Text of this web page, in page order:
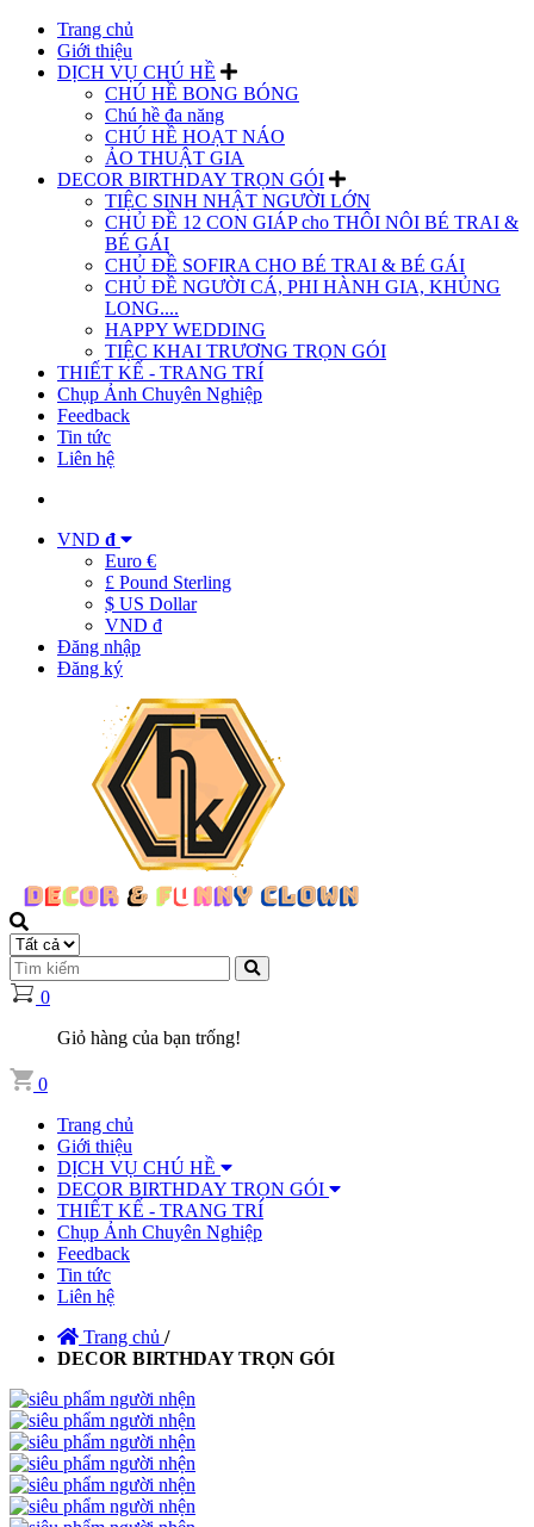
Trang chủ
Giới thiệu
DỊCH VỤ CHÚ HỀ
CHÚ HỀ BONG BÓNG
Chú hề đa năng
CHÚ HỀ HOẠT NÁO
ẢO THUẬT GIA
DECOR BIRTHDAY TRỌN GÓI
TIỆC SINH NHẬT NGƯỜI LỚN
CHỦ ĐỀ 12 CON GIÁP cho THÔI NÔI BÉ TRAI &
BÉ GÁI
CHỦ ĐỀ SOFIRA CHO BÉ TRAI & BÉ GÁI
CHỦ ĐỀ NGƯỜI CÁ, PHI HÀNH GIA, KHỦNG
LONG....
HAPPY WEDDING
TIỆC KHAI TRƯƠNG TRỌN GÓI
THIẾT KẾ - TRANG TRÍ
Chụp Ảnh Chuyên Nghiệp
Feedback
Tin tức
Liên hệ
VND đ
Euro €
£ Pound Sterling
$ US Dollar
VND đ
Đăng nhập
Đăng ký
0
Giỏ hàng của bạn trống!
0
Trang chủ
Giới thiệu
DỊCH VỤ CHÚ HỀ
DECOR BIRTHDAY TRỌN GÓI
THIẾT KẾ - TRANG TRÍ
Chụp Ảnh Chuyên Nghiệp
Feedback
Tin tức
Liên hệ
Trang chủ /
DECOR BIRTHDAY TRỌN GÓI